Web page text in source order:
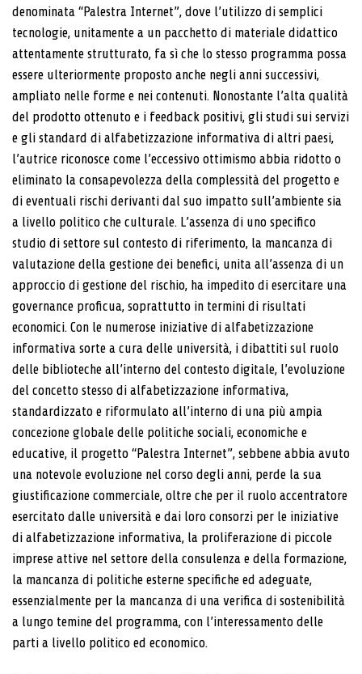
denominata “Palestra Internet”, dove l’utilizzo di semplici
tecnologie, unitamente a un pacchetto di materiale didattico
attentamente strutturato, fa sì che lo stesso programma possa
essere ulteriormente proposto anche negli anni successivi,
ampliato nelle forme e nei contenuti. Nonostante l’alta qualità
del prodotto ottenuto e i feedback positivi, gli studi sui servizi
e gli standard di alfabetizzazione informativa di altri paesi,
l’autrice riconosce come l’eccessivo ottimismo abbia ridotto o
eliminato la consapevolezza della complessità del progetto e
di eventuali rischi derivanti dal suo impatto sull’ambiente sia
a livello politico che culturale. L’assenza di uno specifico
studio di settore sul contesto di riferimento, la mancanza di
valutazione della gestione dei benefici, unita all’assenza di un
approccio di gestione del rischio, ha impedito di esercitare una
governance proficua, soprattutto in termini di risultati
economici. Con le numerose iniziative di alfabetizzazione
informativa sorte a cura delle università, i dibattiti sul ruolo
delle biblioteche all’interno del contesto digitale, l’evoluzione
del concetto stesso di alfabetizzazione informativa,
standardizzato e riformulato all’interno di una più ampia
concezione globale delle politiche sociali, economiche e
educative, il progetto “Palestra Internet”, sebbene abbia avuto
una notevole evoluzione nel corso degli anni, perde la sua
giustificazione commerciale, oltre che per il ruolo accentratore
esercitato dalle università e dai loro consorzi per le iniziative
di alfabetizzazione informativa, la proliferazione di piccole
imprese attive nel settore della consulenza e della formazione,
la mancanza di politiche esterne specifiche ed adeguate,
essenzialmente per la mancanza di una verifica di sostenibilità
a lungo temine del programma, con l’interessamento delle
parti a livello politico ed economico.